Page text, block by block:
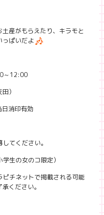
産がもらえたり、キラモと
っぱいだよ
～12:00
）
消印有効
てください。
生の女のコ限定）
チネットで掲載される可能
ください。